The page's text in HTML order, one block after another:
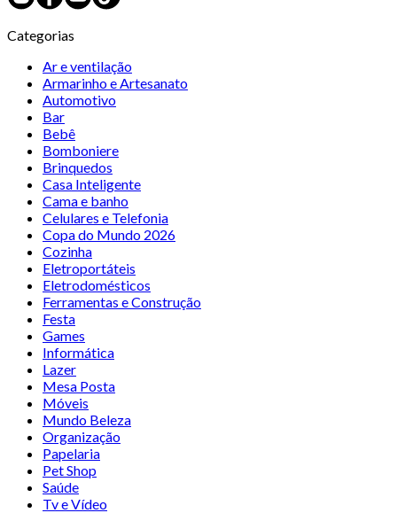
Categorias
Ar e ventilação
Armarinho e Artesanato
Automotivo
Bar
Bebê
Bomboniere
Brinquedos
Casa Inteligente
Cama e banho
Celulares e Telefonia
Copa do Mundo 2026
Cozinha
Eletroportáteis
Eletrodomésticos
Ferramentas e Construção
Festa
Games
Informática
Lazer
Mesa Posta
Móveis
Mundo Beleza
Organização
Papelaria
Pet Shop
Saúde
Tv e Vídeo